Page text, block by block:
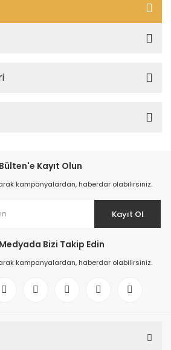
Kayıt Olun
kampanyalardan, haberdar olabilirsiniz.
Kayıt Ol
Bizi Takip Edin
kampanyalardan, haberdar olabilirsiniz.